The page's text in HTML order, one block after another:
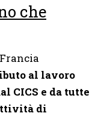
che
al lavoro
CICS e da tutte
di